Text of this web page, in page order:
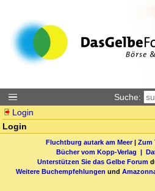
Suche:
Login
Login
Fluchtburg autark am Meer| Zum
Bücher vom Kopp-Verlag |
Unterstützen Sie das Gelbe Forum
Weitere Buchempfehlungen und